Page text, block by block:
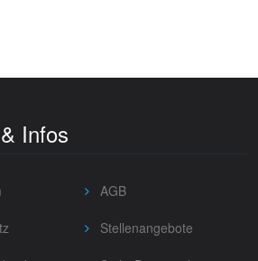
Infos
AGB
Stellenangebote